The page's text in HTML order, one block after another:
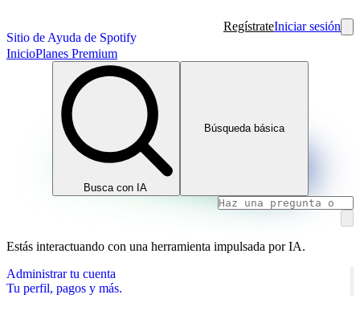
Sitio de Ayuda de Spotify
RegístrateIniciar sesión
InicioPlanes Premium
Busca con IA
Búsqueda básica
Estás interactuando con una herramienta impulsada por IA.
Administrar tu cuenta
Tu perfil, pagos y más.